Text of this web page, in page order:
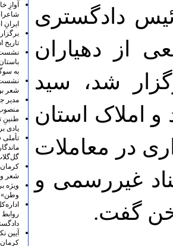
دادگستری
از دهیاران
شد، سید
املاک استان
در معاملات
غیررسمی و
گفت.
آوازِ
تاریخ
نشست
به
نشست
شعر
مدیر
طنینِ
یادی
شعر
ویژه
وطن»
آیین